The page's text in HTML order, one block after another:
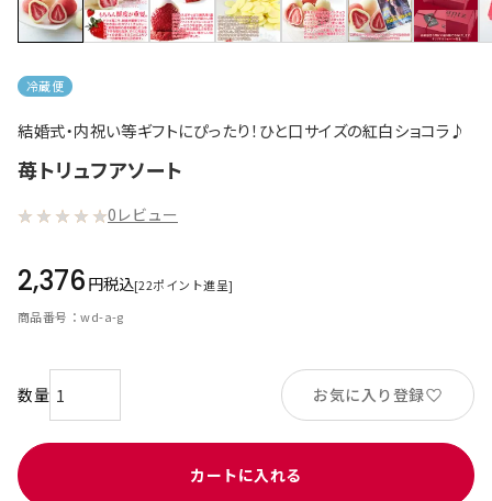
冷蔵便
結婚式・内祝い等ギフトにぴったり！ひと口サイズの紅白ショコラ♪
苺トリュフアソート
0レビュー
2,376 税込[22ポイント進呈]
商品番号
wd-a-g
お気に入り登録
カートに入れる